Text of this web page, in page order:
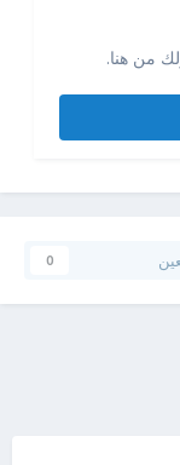
من هنا.
0